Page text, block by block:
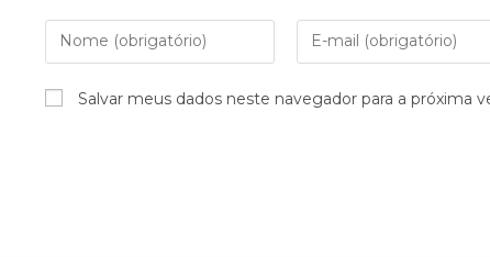
Salvar meus dados neste navegador para a próxima